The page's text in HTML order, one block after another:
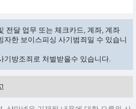
전달 업무 또는 체크카드, 계좌, 계좌
한 보이스피싱 사기범죄일 수 있습니
방조죄로 처벌받을수 있습니다.